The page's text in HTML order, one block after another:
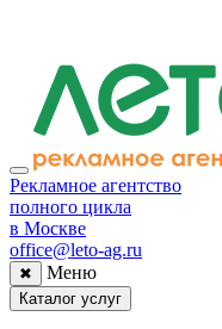
Рекламное агентство
полного цикла
в Москве
office@leto-ag.ru
✖ Меню
Каталог услуг